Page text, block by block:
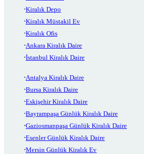
Kiralık Depo
Kiralık Müstakil Ev
Kiralık Ofis
Ankara Kiralık Daire
İstanbul Kiralık Daire
Antalya Kiralık Daire
Bursa Kiralık Daire
Eskişehir Kiralık Daire
Bayrampaşa Günlük Kiralık Daire
Gaziosmanpaşa Günlük Kiralık Daire
Esenler Günlük Kiralık Daire
Mersin Günlük Kiralık Ev